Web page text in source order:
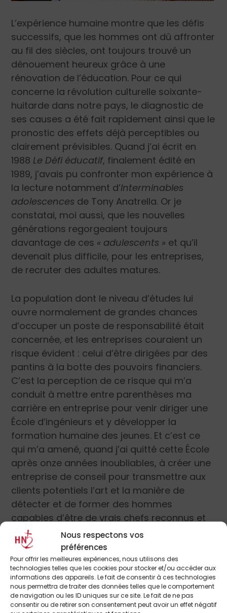
Nous respectons vos
préférences
Pour offrir les meilleures expériences, nous utilisons des
technologies telles que les cookies pour stocker et/ou accéder aux
informations des appareils. Le fait de consentir à ces technologies
nous permettra de traiter des données telles que le comportement
de navigation ou les ID uniques sur ce site. Le fait de ne pas
consentir ou de retirer son consentement peut avoir un effet négatif
L’expérience humaine montre que les défis
successifs, que les hommes ont dû affronter
au fil des siècles, ont toujours trouvé un
dénouement heureux grâce à une
rénovation de l’éducation. Pour ce qui
concerne la révolution culturelle soixante-
huitarde dans notre pays, le diagnostic de
ses causes a été fait rapidement ainsi que le
pronostic des effets déjà perceptibles ou
clairement prévisibles. Quand j’ai écrit en
1988 Le Défi éducatif, finalement édité en
1989, j’avais pu confronter mon expérience à
la lecture notamment d’Interminables
adolescences de Tony Anatrella. Or je
constatai, moi aussi, que les nouvelles
générations regor­geaient toujours
davantage de ces « adulescents » et qu’il
deve­nait plus difficile, pour les entreprises,
de recruter des adultes matures.
La population dont le niveau d’études lui
ouvre normalement de gran­des chances
d’occuper un poste de responsabilité était
concernée, et les entreprises couraient un
risque évident : celui d’être dirigées par des
pantins à la botte des pouvoirs financiers.
C’est la perception de ce risque qui m’a
conduit à mettre entre parenthèses ma
carrière en entreprise pour venir diriger une
École d’ingénieurs et y développer la
formation humaine des jeunes. Et c’est ce
qui m’a amené, quand j’ai quitté cette École
après onze années inoubliables, à créer une
entreprise de conseil pour transmettre aux
clients potentiels l’art et la manière de
détecter et de former des hommes
capables d’être de vrais chefs reconnus et
estimés par leurs subordonnés. À l’opposé
de ces « managers », dont l’avènement était
annoncé par l’Américain James Burnham en
1941 et qui sont devenus« une classe
cosmopolite de managers qui, souvent, ne
répondent qu’aux indications des